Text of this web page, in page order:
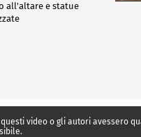
all'altare e statue
video o gli autori avessero